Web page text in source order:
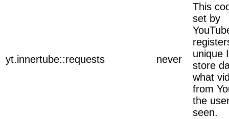
yt.innertube::requests never
This
set by
unique
store
what
from
the
seen.